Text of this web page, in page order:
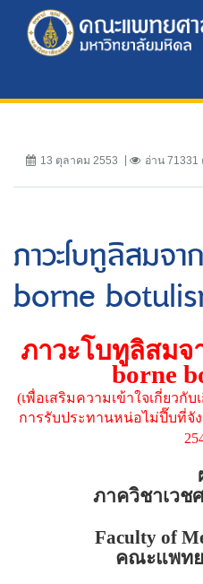
13 ตุลาคม 2553 อ่าน 71331
ภาวะโบทูลิสมจ
borne
ภาวะโบทูลิสมจ
borne
(เพื่อเสริมความเข้าใจเกี่ยวกั
การรับประทานหน่อไม่ปี๊บที่จั
ภาควิชาเวช
Faculty of
คณะแพท